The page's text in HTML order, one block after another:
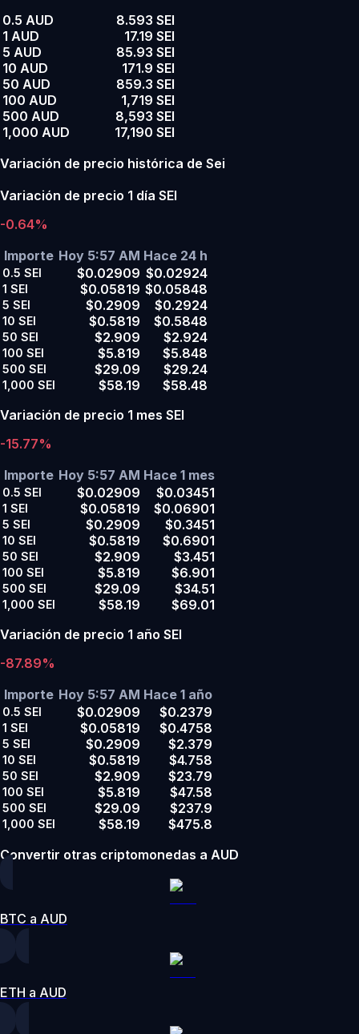
0.5 AUD
8.593 SEI
1 AUD
17.19 SEI
5 AUD
85.93 SEI
10 AUD
171.9 SEI
50 AUD
859.3 SEI
100 AUD
1,719 SEI
500 AUD
8,593 SEI
1,000 AUD
17,190 SEI
Variación de precio histórica de Sei
Variación de precio 1 día SEI
-0.64%
Importe Hoy 5:57 AM Hace 24 h
0.5 SEI $0.02909 $0.02924
1 SEI $0.05819 $0.05848
5 SEI $0.2909 $0.2924
10 SEI $0.5819 $0.5848
50 SEI $2.909 $2.924
100 SEI $5.819 $5.848
500 SEI $29.09 $29.24
1,000 SEI $58.19
$58.48
Variación de precio 1 mes SEI
-15.77%
Importe Hoy 5:57 AM Hace 1 mes
0.5 SEI $0.02909 $0.03451
1 SEI $0.05819 $0.06901
5 SEI $0.2909 $0.3451
10 SEI $0.5819 $0.6901
50 SEI $2.909 $3.451
100 SEI $5.819 $6.901
500 SEI $29.09 $34.51
1,000 SEI $58.19
$69.01
Variación de precio 1 año SEI
-87.89%
Importe Hoy 5:57 AM Hace 1 año
0.5 SEI $0.02909 $0.2379
1 SEI $0.05819 $0.4758
5 SEI $0.2909 $2.379
10 SEI $0.5819 $4.758
50 SEI $2.909 $23.79
100 SEI $5.819 $47.58
500 SEI $29.09 $237.9
1,000 SEI $58.19
$475.8
Convertir otras criptomonedas a AUD
BTC a AUD
ETH a AUD